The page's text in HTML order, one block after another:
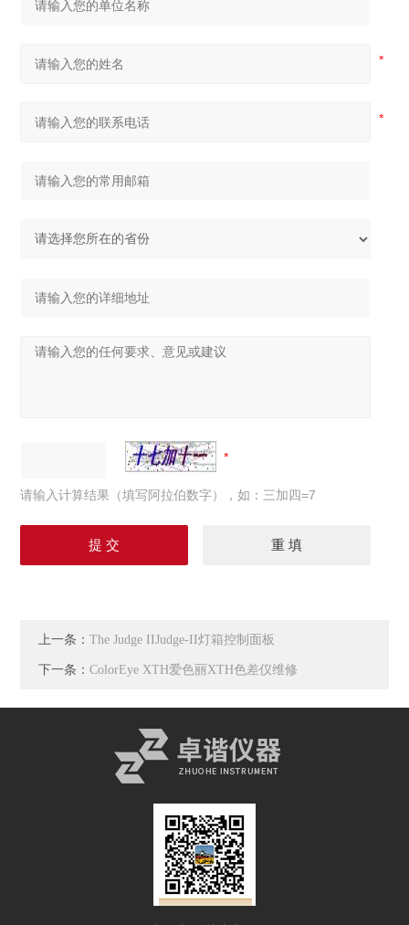
请输入计算结果（填写阿拉伯数字），如：三加四=7
上一条：The Judge IIJudge-II灯箱控制面板
下一条：ColorEye XTH爱色丽XTH色差仪维修